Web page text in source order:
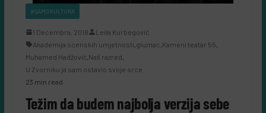
#SAMOKULTURA
1 Decembra, 2018
Leila Kurbegović
Akademija scenskih umjetnosti glumac Kameni teatar 55
Muhamed Hadžović Naš razred
U Zvorniku ja sam ostavio svoje srce
23 min read
Težim da budem najbolja verzija sebe